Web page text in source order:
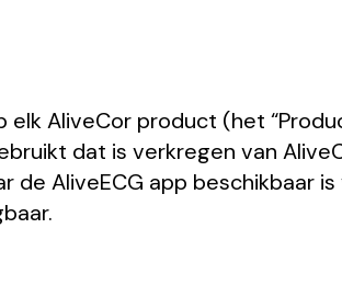
AliveCor product (het
dat is verkregen van
de AliveECG app beschikbaar